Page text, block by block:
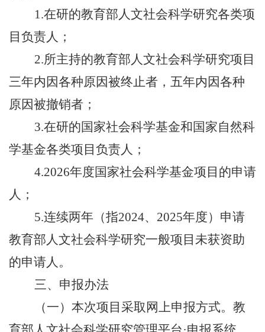
1.在研的教育部人文社会科学研究各类项
目负责人；
2.所主持的教育部人文社会科学研究项目
三年内因各种原因被终止者，五年内因各种
原因被撤销者；
3.在研的国家社会科学基金和国家自然科
学基金各类项目负责人；
4.2026年度国家社会科学基金项目的申请
人；
5.连续两年（指2024、2025年度）申请
教育部人文社会科学研究一般项目未获资助
的申请人。
三、申报办法
（一）本次项目采取网上申报方式。教